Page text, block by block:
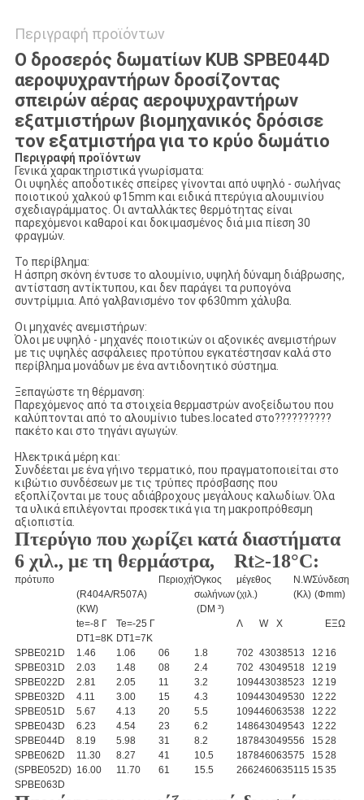
Περιγραφή προϊόντων
Ο δροσερός δωματίων KUB SPBE044D
αεροψυχραντήρων δροσίζοντας
σπειρών αέρας αεροψυχραντήρων
εξατμιστήρων βιομηχανικός δρόσισε
τον εξατμιστήρα για το κρύο δωμάτιο
Περιγραφή προϊόντων
Γενικά χαρακτηριστικά γνωρίσματα:
Οι υψηλές αποδοτικές σπείρες γίνονται από υψηλό - σωλήνας
ποιοτικού χαλκού φ15mm και ειδικά πτερύγια αλουμινίου
σχεδιαγράμματος. Οι ανταλλάκτες θερμότητας είναι
παρεχόμενοι καθαροί και δοκιμασμένος διά μια πίεση 30
φραγμών.
Το περίβλημα:
Η άσπρη σκόνη έντυσε το αλουμίνιο, υψηλή δύναμη διάβρωσης,
αντίσταση αντίκτυπου, και δεν παράγει τα ρυπογόνα
συντρίμμια. Από γαλβανισμένο τον φ630mm χάλυβα.
Οι μηχανές ανεμιστήρων:
Όλοι με υψηλό - μηχανές ποιοτικών οι αξονικές ανεμιστήρων
με τις υψηλές ασφάλειες προτύπου εγκατέστησαν καλά στο
περίβλημα μονάδων με ένα αντιδονητικό σύστημα.
Ξεπαγώστε τη θέρμανση:
Παρεχόμενος από τα στοιχεία θερμαστρών ανοξείδωτου που
καλύπτονται από το αλουμίνιο tubes.located στο??????????
πακέτο και στο τηγάνι αγωγών.
Ηλεκτρικά μέρη και:
Συνδέεται με ένα γήινο τερματικό, που πραγματοποιείται στο
κιβώτιο συνδέσεων με τις τρύπες πρόσβασης που
εξοπλίζονται με τους αδιάβροχους μεγάλους καλωδίων. Όλα
τα υλικά επιλέγονται προσεκτικά για τη μακροπρόθεσμη
αξιοπιστία.
Πτερύγιο που χωρίζει κατά διαστήματα
6 χιλ., με τη θερμάστρα, Rt≥-18°C:
πρότυπο
(R404A/R507A)
(KW)
ΠεριοχήΌγκος
σωλήνων
(DM ³)
μέγεθος
(χιλ.)
N.W
(Κλ)
Σύνδεση
(Φmm)
te=-8 Γ
DT1=8K
Te=-25 Γ
DT1=7K
Λ W Χ ΕΞΩ
SPBE021D
SPBE031D
SPBE022D
SPBE032D
SPBE051D
SPBE043D
SPBE044D
SPBE062D
(SPBE052D)
SPBE063D
1.46
2.03
2.81
4.11
5.67
6.23
8.19
11.30
16.00
1.06
1.48
2.05
3.00
4.13
4.54
5.98
8.27
11.70
06
08
11
15
20
23
31
41
61
1.8
2.4
3.2
4.3
5.5
6.2
8.2
10.5
15.5
702
702
1094
1094
1094
1486
1878
1878
2662
430
430
430
430
460
430
430
460
460
385
495
385
495
635
495
495
635
635
13
18
23
30
38
43
56
75
115
12
12
12
12
12
12
15
15
15
16
19
19
22
22
22
28
28
35